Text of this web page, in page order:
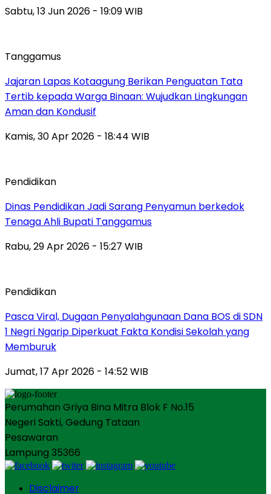
Sabtu, 13 Jun 2026 - 19:09 WIB
Tanggamus
Jajaran Lapas Kotaagung Berikan Penguatan Tata
Tertib kepada Warga Binaan: Wujudkan Lingkungan
Aman dan Kondusif
Kamis, 30 Apr 2026 - 18:44 WIB
Pendidikan
Dinas Pendidikan Jadi Sarang Penyamun berkedok
Tenaga Ahli Bupati Tanggamus
Rabu, 29 Apr 2026 - 15:27 WIB
Pendidikan
Pasca Viral, Dugaan Penyalahgunaan Dana BOS di SDN
1 Negri Ngarip Diperkuat Fakta Kondisi Sekolah yang
Memburuk
Jumat, 17 Apr 2026 - 14:52 WIB
Perumahan Griya Bina Mitra Blok F No.15
Negeri Sakti, Gedung Tataan
Pesawaran
Lampung 35366
Disclaimer